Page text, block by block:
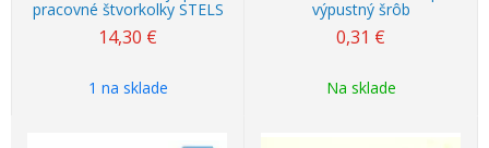
pracovné štvorkolky STELS
14,30 €
1 na sklade
výpustný šrôb
0,31 €
Na sklade